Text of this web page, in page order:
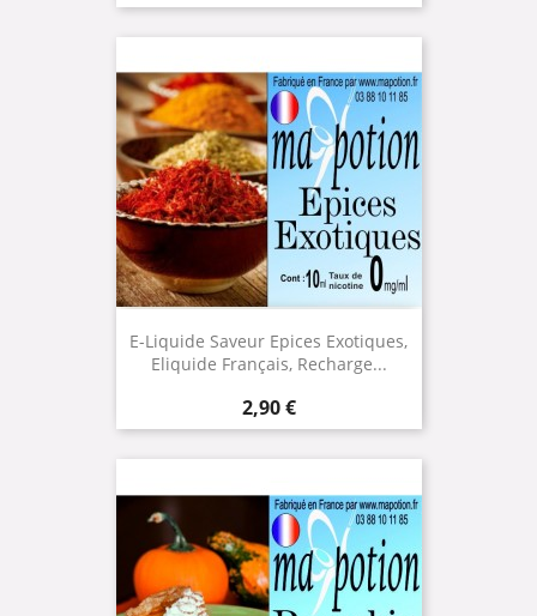
E-Liquide Saveur Epices Exotiques,
Eliquide Français, Recharge...
Prix
2,90 €